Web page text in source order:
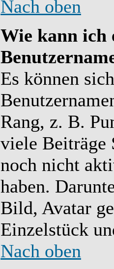
Nach oben
Wie kann ich
Es können
Rang, z. B.
viele Beiträge
noch nicht
haben.
Bild, Avatar
Einzelstück
Nach oben